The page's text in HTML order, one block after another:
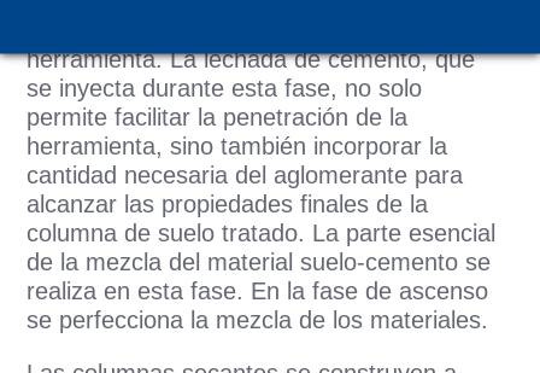
herramienta. La lechada de cemento, que
se inyecta durante esta fase, no solo
permite facilitar la penetración de la
herramienta, sino también incorporar la
cantidad necesaria del aglomerante para
alcanzar las propiedades finales de la
columna de suelo tratado. La parte esencial
de la mezcla del material suelo-cemento se
realiza en esta fase. En la fase de ascenso
se perfecciona la mezcla de los materiales.